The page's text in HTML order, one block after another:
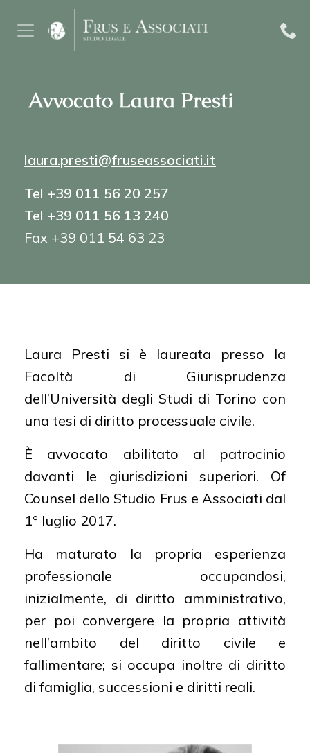
Avvocato Laura Presti
laura.presti@fruseassociati.it
Tel +39 011 56 20 257
Tel +39 011 56 13 240
Fax +39 011 54 63 23
ABILITAZIONI:Avvocato del Foro di
Torino
LINGUE STRANIERE:Inglese
Laura Presti si è laureata presso la
Facoltà di Giurisprudenza
dell’Università degli Studi di Torino con
una tesi di diritto processuale civile.
È avvocato abilitato al patrocinio
davanti le giurisdizioni superiori. Of
Counsel dello Studio Frus e Associati dal
1° luglio 2017.
Ha maturato la propria esperienza
professionale occupandosi,
inizialmente, di diritto amministrativo,
per poi convergere la propria attività
nell’ambito del diritto civile e
fallimentare; si occupa inoltre di diritto
di famiglia, successioni e diritti reali.